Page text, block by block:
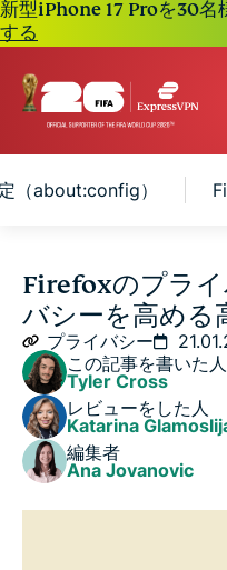
新型iPhone 17 Proを30名
する
（about:config）
Firefoxのプライバシー
変更すべき重要な
高度なFirefoxのプライ
Firefoxアドオンでプラ
Firefoxのプラ
バシーを高める
プライバシー
この記事を書いた人
Tyler Cross
レビューをした人
Katarina
編集者
Ana Jovanovic